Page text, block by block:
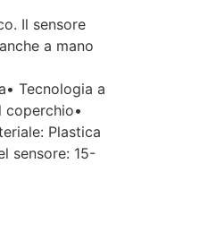
Il sensore
a mano
Tecnologia a
coperchio•
Plastica
sensore: 15-